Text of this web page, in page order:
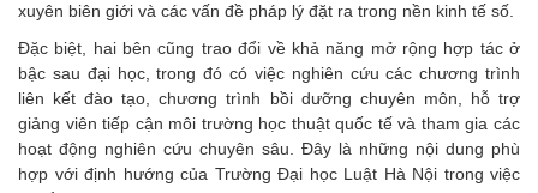
xuyên biên giới và các vấn đề pháp lý đặt ra trong nền kinh tế số.
Đặc biệt, hai bên cũng trao đổi về khả năng mở rộng hợp tác ở
bậc sau đại học, trong đó có việc nghiên cứu các chương trình
liên kết đào tạo, chương trình bồi dưỡng chuyên môn, hỗ trợ
giảng viên tiếp cận môi trường học thuật quốc tế và tham gia các
hoạt động nghiên cứu chuyên sâu. Đây là những nội dung phù
hợp với định hướng của Trường Đại học Luật Hà Nội trong việc